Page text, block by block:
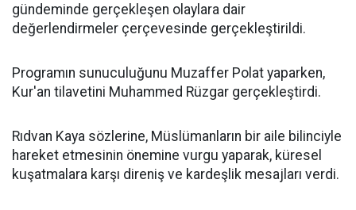
gündeminde gerçekleşen olaylara dair
değerlendirmeler çerçevesinde gerçekleştirildi.
Programın sunuculuğunu Muzaffer Polat yaparken,
Kur'an tilavetini Muhammed Rüzgar gerçekleştirdi.
Rıdvan Kaya sözlerine, Müslümanların bir aile bilinciyle
hareket etmesinin önemine vurgu yaparak, küresel
kuşatmalara karşı direniş ve kardeşlik mesajları verdi.